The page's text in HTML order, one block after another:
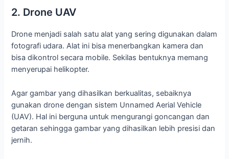
2. Drone UAV
Drone menjadi salah satu alat yang sering digunakan dalam
fotografi udara. Alat ini bisa menerbangkan kamera dan
bisa dikontrol secara mobile. Sekilas bentuknya memang
menyerupai helikopter.
Agar gambar yang dihasilkan berkualitas, sebaiknya
gunakan drone dengan sistem Unnamed Aerial Vehicle
(UAV). Hal ini berguna untuk mengurangi goncangan dan
getaran sehingga gambar yang dihasilkan lebih presisi dan
jernih.